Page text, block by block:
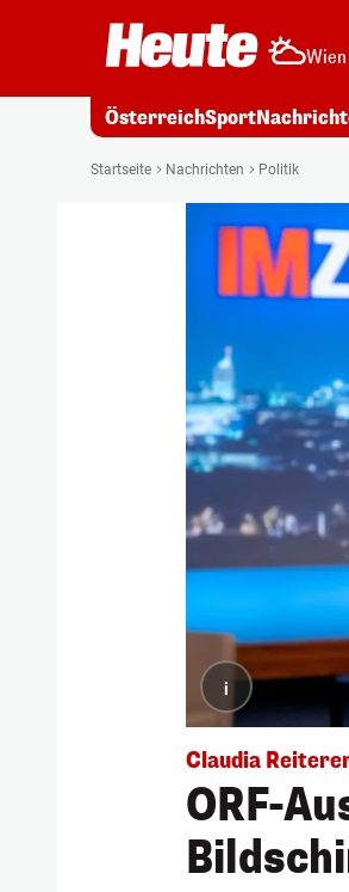
ÖsterreichSport
Startseite Nachrichten Politik
i
Claudia
ORF-